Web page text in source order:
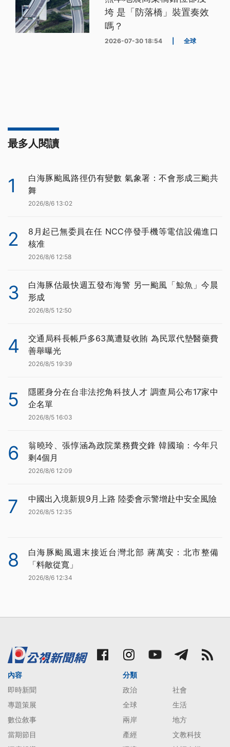
垮 是「防落橋」裝置奏效
嗎？
2026-07-30 18:54 全球
最多人閱讀
1
白海豚颱風路徑仍有變數 氣象署：不會形成三颱共
舞
2026/8/6 13:02
2
8月起已無委員在任 NCC停發手機等電信設備進口
核准
2026/8/6 12:58
3
白海豚估最快週五發布海警 另一颱風「鯨魚」今晨
形成
2026/8/5 12:50
4
交通局科長帳戶多63萬遭疑收賄 為民眾代墊醫藥費
善舉曝光
2026/8/5 19:39
5
隱匿身分在台非法挖角科技人才 調查局公布17家中
企名單
2026/8/5 16:03
6
翁曉玲、張惇涵為政院業務費交鋒 韓國瑜：今年只
剩4個月
2026/8/6 12:09
7 中國出入境新規9月上路 陸委會示警增赴中安全風險
2026/8/5 12:35
8
白海豚颱風週末接近台灣北部 蔣萬安：北市整備
「料敵從寬」
2026/8/6 12:34
內容
即時新聞
專題策展
數位敘事
當期節目
分類
政治
社會
全球
生活
兩岸
地方
產經
文教科技